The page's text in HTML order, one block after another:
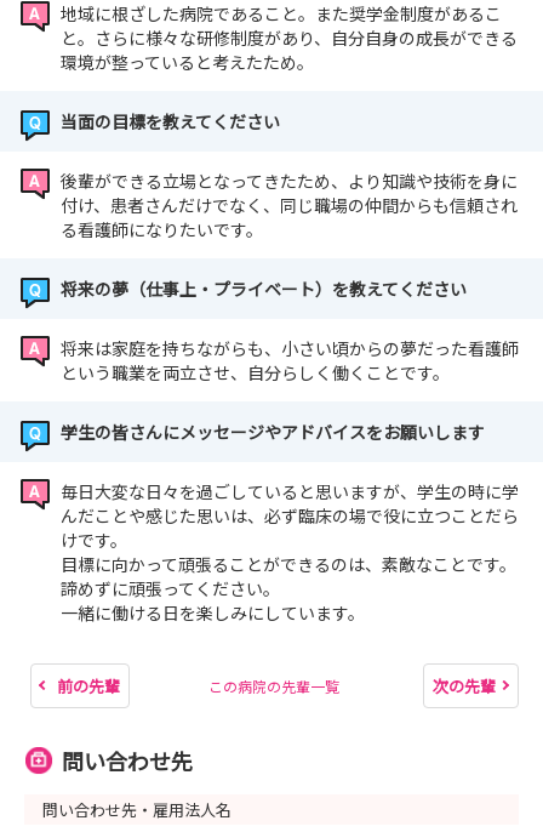
地域に根ざした病院であること。また奨学金制度があるこ
と。さらに様々な研修制度があり、自分自身の成長ができる
環境が整っていると考えたため。
当面の目標を教えてください
後輩ができる立場となってきたため、より知識や技術を身に
付け、患者さんだけでなく、同じ職場の仲間からも信頼され
る看護師になりたいです。
将来の夢（仕事上・プライベート）を教えてください
将来は家庭を持ちながらも、小さい頃からの夢だった看護師
という職業を両立させ、自分らしく働くことです。
学生の皆さんにメッセージやアドバイスをお願いします
毎日大変な日々を過ごしていると思いますが、学生の時に学
んだことや感じた思いは、必ず臨床の場で役に立つことだら
けです。
目標に向かって頑張ることができるのは、素敵なことです。
諦めずに頑張ってください。
一緒に働ける日を楽しみにしています。
前の先輩 この病院の先輩一覧 次の先輩
問い合わせ先
問い合わせ先・雇用法人名